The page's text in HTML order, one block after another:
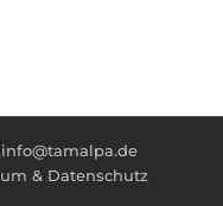
info@tamalpa.de
& Datenschutz